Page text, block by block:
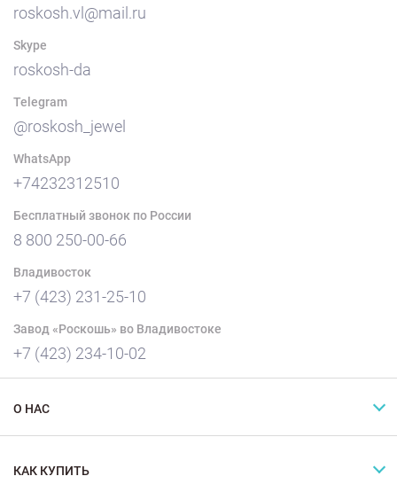
roskosh.vl@mail.ru
Skype
roskosh-da
Telegram
@roskosh_jewel
WhatsApp
+74232312510
Бесплатный звонок по России
8 800 250-00-66
Владивосток
+7 (423) 231-25-10
Завод «Роскошь» во Владивостоке
+7 (423) 234-10-02
О НАС
КАК КУПИТЬ